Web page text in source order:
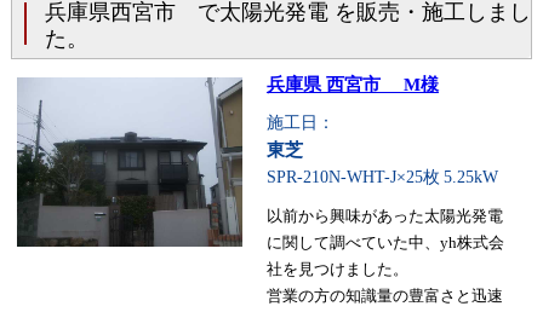
兵庫県西宮市 で太陽光発電 を販売・施工しまし
た。
兵庫県 西宮市 M様
施工日：
東芝
SPR-210N-WHT-J×25枚 5.25kW
以前から興味があった太陽光発電
に関して調べていた中、yh株式会
社を見つけました。
営業の方の知識量の豊富さと迅速